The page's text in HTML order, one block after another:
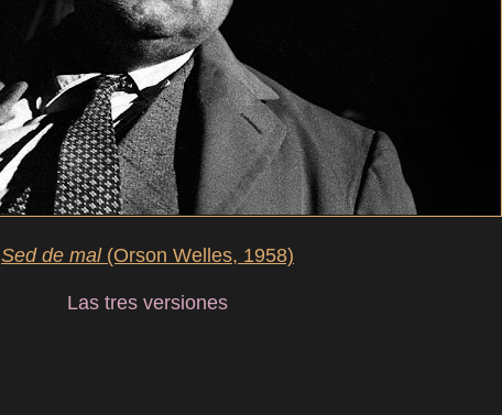
Sed de mal(Orson Welles, 1958)
Las tres versiones